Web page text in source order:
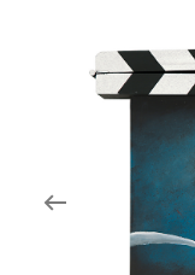
Aktuality
Zlín Film Festival